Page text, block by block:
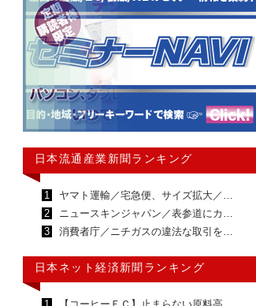
日本流通産業新聞ランキング
1
ヤマト運輸／宅急便、サイズ拡大／…
2
ニュースキンジャパン／表参道にカ…
3
消費者庁／ニチガスの違法な取引を…
日本ネット経済新聞ランキング